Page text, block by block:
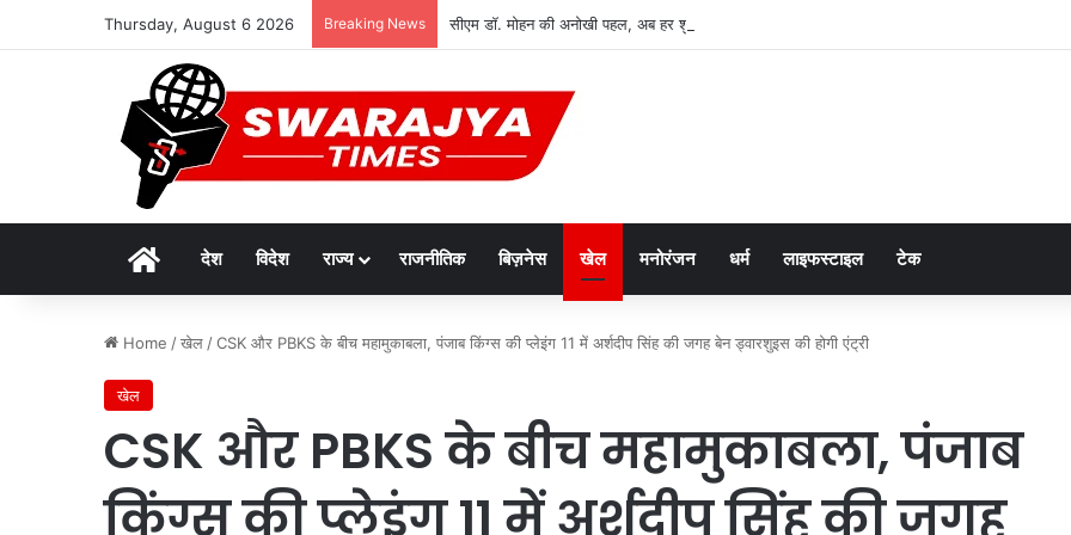
Thursday, August 6 2026 Breaking News सीएम डॉ. मोहन की अनोखी पहल, अब हर शुक्रवार को होगा मुख्यमंत्री जन विश्वास अभियान
Homeदेश विदेश राज्य राजनीतिक बिज़नेस खेल मनोरंजन धर्म लाइफस्टाइल टेक
Home /खेल /CSK और PBKS के बीच महामुकाबला, पंजाब किंग्स की प्लेइंग 11 में अर्शदीप सिंह की जगह बेन ड्वारशुइस की होगी एंट्री
खेल
CSK और PBKS के बीच महामुकाबला, पंजाब
किंग्स की प्लेइंग 11 में अर्शदीप सिंह की जगह